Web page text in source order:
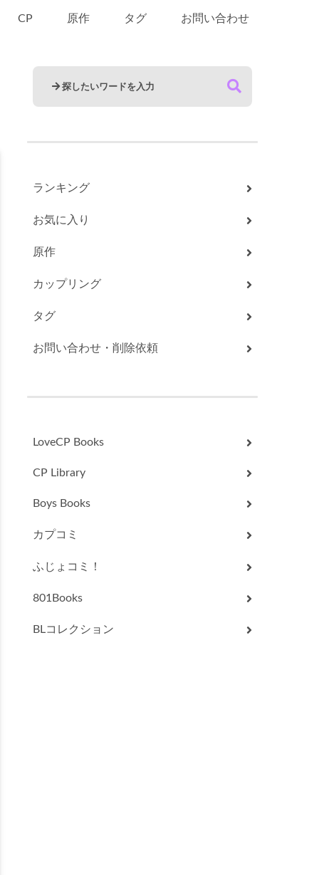
CP 原作 タグ お問い合わせ
ランキング
お気に入り
原作
カップリング
タグ
お問い合わせ・削除依頼
LoveCP Books
CP Library
Boys Books
カプコミ
ふじょコミ！
801Books
BLコレクション